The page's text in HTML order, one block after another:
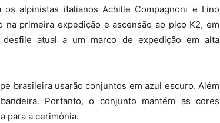
alpinistas italianos Achille Compagnoni e Lino
primeira expedição e ascensão ao pico K2, em
atual a um marco de expedição em alta
brasileira usarão conjuntos em azul escuro. Além
Portanto, o conjunto mantém as cores
para a cerimônia.